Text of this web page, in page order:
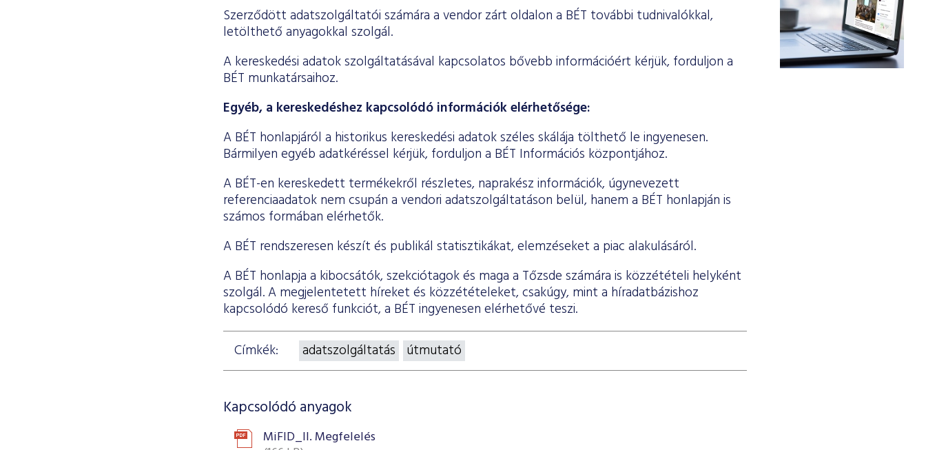
Szerződött adatszolgáltatói számára a vendor zárt oldalon a BÉT további tudnivalókkal,
letölthető anyagokkal szolgál.
A kereskedési adatok szolgáltatásával kapcsolatos bővebb információért kérjük, forduljon a
BÉT munkatársaihoz.
Egyéb, a kereskedéshez kapcsolódó információk elérhetősége:
A BÉT honlapjáról a historikus kereskedési adatok széles skálája tölthető le ingyenesen.
Bármilyen egyéb adatkéréssel kérjük, forduljon a BÉT Információs központjához.
A BÉT-en kereskedett termékekről részletes, naprakész információk, úgynevezett
referenciaadatok nem csupán a vendori adatszolgáltatáson belül, hanem a BÉT honlapján is
számos formában elérhetők.
A BÉT rendszeresen készít és publikál statisztikákat, elemzéseket a piac alakulásáról.
A BÉT honlapja a kibocsátók, szekciótagok és maga a Tőzsde számára is közzétételi helyként
szolgál. A megjelentetett híreket és közzétételeket, csakúgy, mint a híradatbázishoz
kapcsolódó kereső funkciót, a BÉT ingyenesen elérhetővé teszi.
Címkék:
adatszolgáltatás útmutató
Kapcsolódó anyagok
MiFID_II. Megfelelés